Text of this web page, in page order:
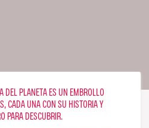
DEL PLANETA ES UN EMBROLLO
CADA UNA CON SU HISTORIA Y
PARA DESCUBRIR.